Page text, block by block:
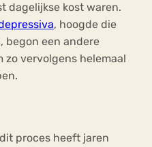
dagelijkse kost waren.
, hoogde die
begon een andere
zo vervolgens helemaal
proces heeft jaren